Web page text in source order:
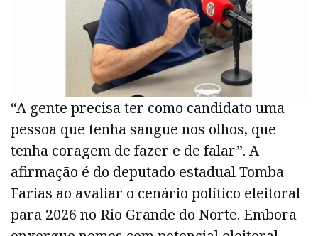
“A gente precisa ter como candidato uma
pessoa que tenha sangue nos olhos, que
tenha coragem de fazer e de falar”. A
afirmação é do deputado estadual Tomba
Farias ao avaliar o cenário político eleitoral
para 2026 no Rio Grande do Norte. Embora